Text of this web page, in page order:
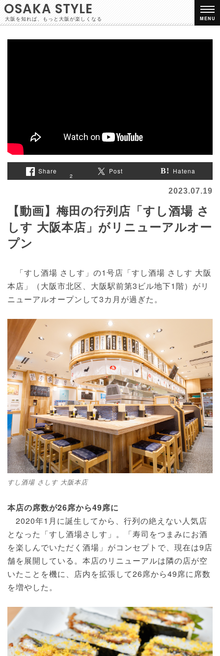
OSAKA STYLE
大阪を知れば、もっと大阪が楽しくなる MENU
Share
2
Post Hatena
2023.07.19
【動画】梅田の行列店「すし酒場 さ
しす 大阪本店」がリニューアルオー
プン
「すし酒場 さしす」の1号店「すし酒場 さしす 大阪
本店」（大阪市北区、大阪駅前第3ビル地下1階）がリ
ニューアルオープンして3カ月が過ぎた。
すし酒場 さしす 大阪本店
本店の席数が26席から49席に
2020年1月に誕生してから、行列の絶えない人気店
となった「すし酒場さしす」。「寿司をつまみにお酒
を楽しんでいただく酒場」がコンセプトで、現在は9店
舗を展開している。本店のリニューアルは隣の店が空
いたことを機に、店内を拡張して26席から49席に席数
を増やした。